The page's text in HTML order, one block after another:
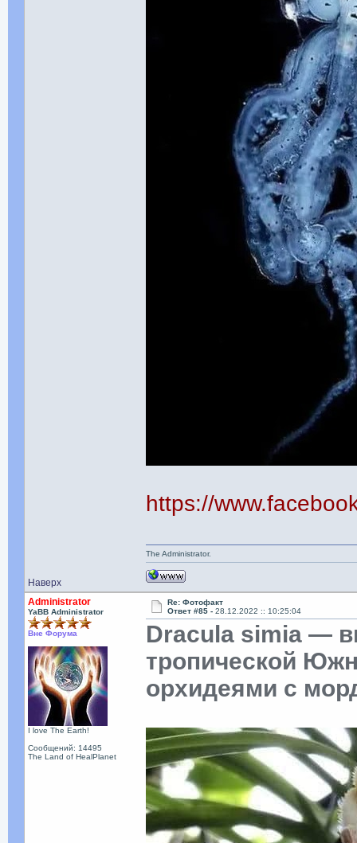
https://
Наверх
The Administrator.
Administrator
YaBB Administrator
Вне Форума
I love The Earth!
Сообщений: 14495
The Land of HealPlanet
Re: Фотофакт
Ответ #85 -28.12.2022 :: 10:25:04
Dracula simia —
тропической
орхидеями с